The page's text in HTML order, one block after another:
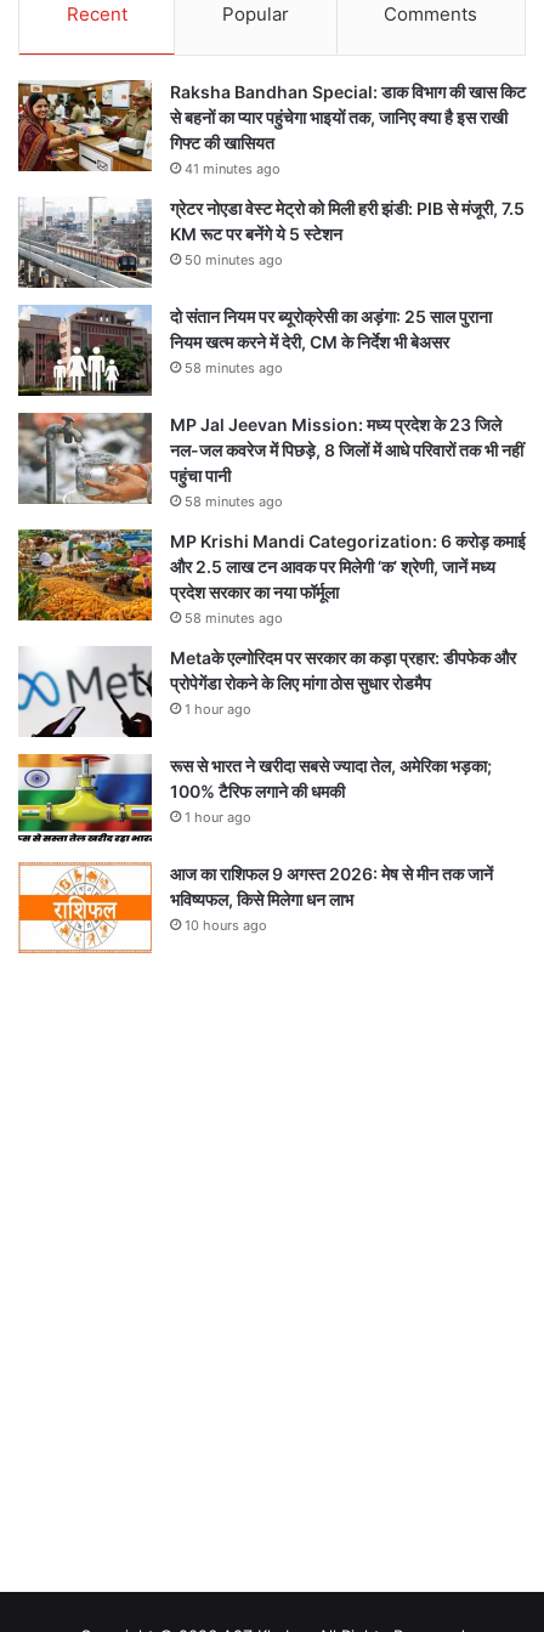
Recent Popular Comments
Raksha Bandhan Special: डाक विभाग की खास किट
से बहनों का प्यार पहुंचेगा भाइयों तक, जानिए क्या है इस राखी
गिफ्ट की खासियत
41 minutes ago
ग्रेटर नोएडा वेस्ट मेट्रो को मिली हरी झंडी: PIB से मंजूरी, 7.5
KM रूट पर बनेंगे ये 5 स्टेशन
50 minutes ago
दो संतान नियम पर ब्यूरोक्रेसी का अड़ंगा: 25 साल पुराना
नियम खत्म करने में देरी, CM के निर्देश भी बेअसर
58 minutes ago
MP Jal Jeevan Mission: मध्य प्रदेश के 23 जिले
नल-जल कवरेज में पिछड़े, 8 जिलों में आधे परिवारों तक भी नहीं
पहुंचा पानी
58 minutes ago
MP Krishi Mandi Categorization: 6 करोड़ कमाई
और 2.5 लाख टन आवक पर मिलेगी ‘क’ श्रेणी, जानें मध्य
प्रदेश सरकार का नया फॉर्मूला
58 minutes ago
Metaके एल्गोरिदम पर सरकार का कड़ा प्रहार: डीपफेक और
प्रोपेगेंडा रोकने के लिए मांगा ठोस सुधार रोडमैप
1 hour ago
रूस से भारत ने खरीदा सबसे ज्यादा तेल, अमेरिका भड़का;
100% टैरिफ लगाने की धमकी
1 hour ago
आज का राशिफल 9 अगस्त 2026: मेष से मीन तक जानें
भविष्यफल, किसे मिलेगा धन लाभ
10 hours ago